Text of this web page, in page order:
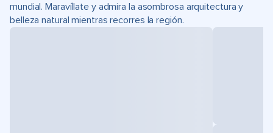
mundial. Maravíllate y admira la asombrosa arquitectura y
belleza natural mientras recorres la región.